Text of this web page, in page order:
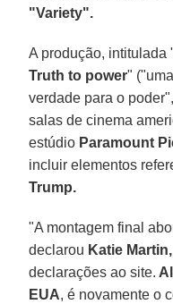
"Variety".
A produção, intitulada
Truth to power"
verdade para o
salas de cinema
estúdio Paramount
incluir elementos
Trump.
"A montagem final
declarou Katie Martin,
declarações ao site.
EUA, é novamente o